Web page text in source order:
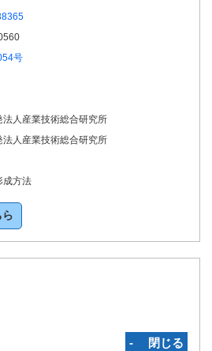
号
法人産業技術総合研究所
法人産業技術総合研究所
成方法
‐ 閉じる